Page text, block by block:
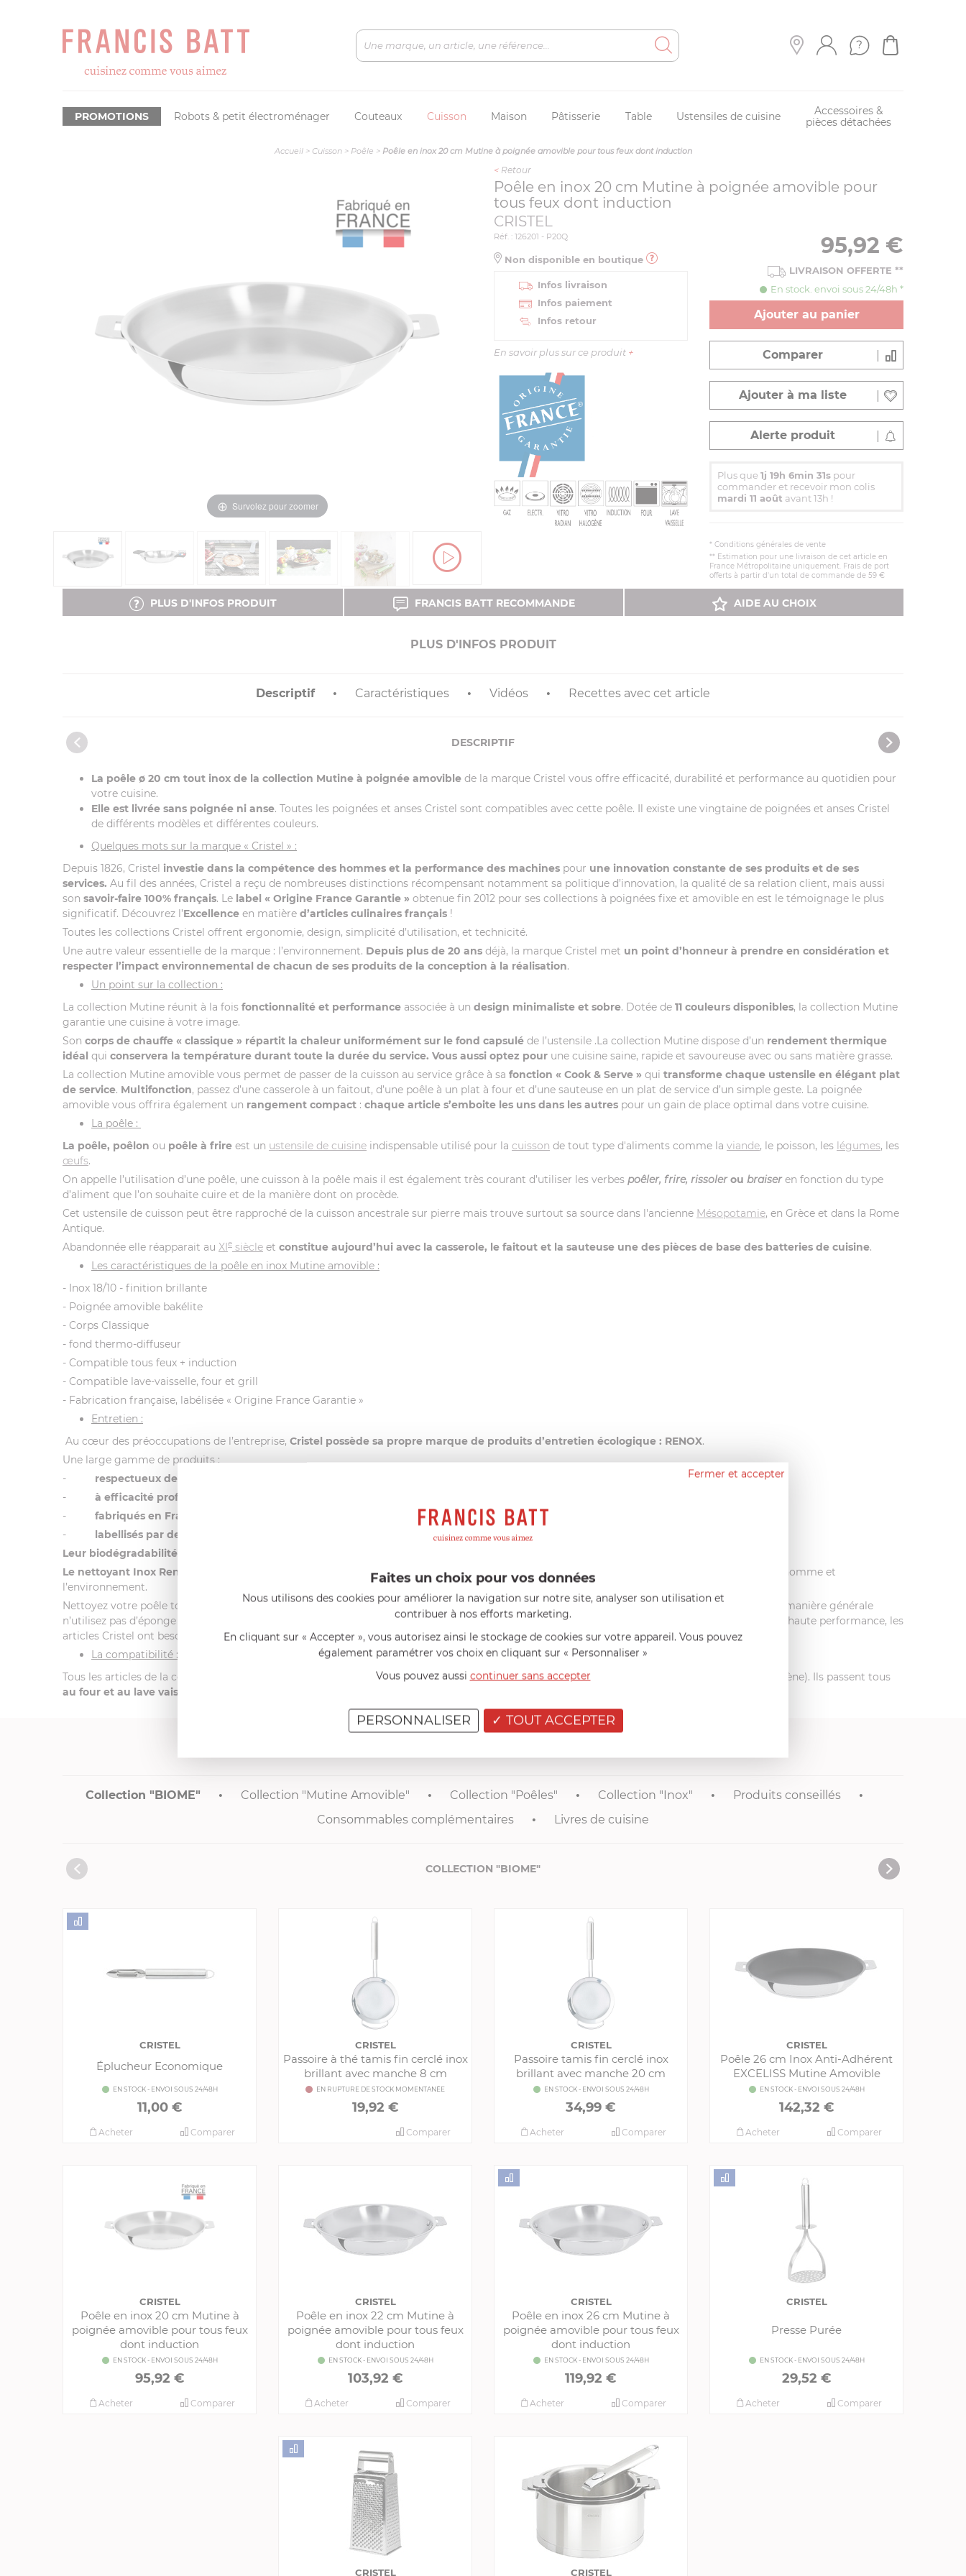
Robots & petit électroménager Couteaux Cuisson Maison Pâtisserie Table Ustensiles de cuisine
Accessoires &
pièces détachées
PROMOTIONS
Accueil> Cuisson> Poêle > Poêle en inox 20 cm Mutine à poignée amovible pour tous feux dont induction
Survolez pour zoomer
< Retour
Poêle en inox 20 cm Mutine à poignée amovible pour
tous feux dont induction
CRISTEL
95,92 €
LIVRAISON OFFERTE **
En stock. envoi sous 24/48h *
Ajouter au panier
Comparer
Ajouter à ma liste
Alerte produit
Plus que 1j 19h 6min 30s pour
commander et recevoir mon colis
mardi 11 août avant 13h !
* Conditions générales de vente
** Estimation pour une livraison de cet article en
France Métropolitaine uniquement. Frais de port
offerts à partir d'un total de commande de 59 €
Réf. : 126201 - P20Q
Non disponible en boutique
Infos livraison
Infos paiement
Infos retour
En savoir plus sur ce produit +
PLUS D'INFOS PRODUIT FRANCIS BATT RECOMMANDE AIDE AU CHOIX
PLUS D'INFOS PRODUIT
Descriptif Caractéristiques Vidéos Recettes avec cet article
DESCRIPTIF
La poêle ø 20 cm tout inox de la collection Mutine à poignée amovible de la marque Cristel vous offre efficacité, durabilité et performance au quotidien pour
votre cuisine.
Elle est livrée sans poignée ni anse. Toutes les poignées et anses Cristel sont compatibles avec cette poêle. Il existe une vingtaine de poignées et anses Cristel
de différents modèles et différentes couleurs.
Quelques mots sur la marque « Cristel » :
Depuis 1826, Cristel investie dans la compétence des hommes et la performance des machines pour une innovation constante de ses produits et de ses
services. Au fil des années, Cristel a reçu de nombreuses distinctions récompensant notamment sa politique d’innovation, la qualité de sa relation client, mais aussi
son savoir-faire 100% français. Le label « Origine France Garantie » obtenue fin 2012 pour ses collections à poignées fixe et amovible en est le témoignage le plus
significatif. Découvrez l’Excellence en matière d’articles culinaires français !
Toutes les collections Cristel offrent ergonomie, design, simplicité d’utilisation, et technicité.
Une autre valeur essentielle de la marque : l’environnement. Depuis plus de 20 ans déjà, la marque Cristel met un point d’honneur à prendre en considération et
respecter l’impact environnemental de chacun de ses produits de la conception à la réalisation.
Un point sur la collection :
La collection Mutine réunit à la fois fonctionnalité et performance associée à un design minimaliste et sobre. Dotée de 11 couleurs disponibles, la collection Mutine
garantie une cuisine à votre image.
Son corps de chauffe « classique » répartit la chaleur uniformément sur le fond capsulé de l’ustensile .La collection Mutine dispose d’un rendement thermique
idéal qui conservera la température durant toute la durée du service. Vous aussi optez pour une cuisine saine, rapide et savoureuse avec ou sans matière grasse.
La collection Mutine amovible vous permet de passer de la cuisson au service grâce à sa fonction « Cook & Serve » qui transforme chaque ustensile en élégant plat
de service. Multifonction, passez d’une casserole à un faitout, d’une poêle à un plat à four et d’une sauteuse en un plat de service d’un simple geste. La poignée
amovible vous offrira également un rangement compact : chaque article s’emboite les uns dans les autres pour un gain de place optimal dans votre cuisine.
La poêle :
La poêle, poêlon ou poêle à frire est un ustensile de cuisine indispensable utilisé pour la cuisson de tout type d'aliments comme la viande, le poisson, les légumes, les
œufs.
On appelle l’utilisation d’une poêle, une cuisson à la poêle mais il est également très courant d’utiliser les verbes poêler, frire, rissolerou braiseren fonction du type
d’aliment que l’on souhaite cuire et de la manière dont on procède.
Cet ustensile de cuisson peut être rapproché de la cuisson ancestrale sur pierre mais trouve surtout sa source dans l'ancienne Mésopotamie, en Grèce et dans la Rome
Antique.
Abandonnée elle réapparait au XIe siècle et constitue aujourd’hui avec la casserole, le faitout et la sauteuse une des pièces de base des batteries de cuisine.
Les caractéristiques de la poêle en inox Mutine amovible :
- Inox 18/10 - finition brillante
- Poignée amovible bakélite
- Corps Classique
- fond thermo-diffuseur
- Compatible tous feux + induction
- Compatible lave-vaisselle, four et grill
- Fabrication française, labélisée « Origine France Garantie »
Entretien :
Au cœur des préoccupations de l’entreprise, Cristel possède sa propre marque de produits d’entretien écologique : RENOX.
Une large gamme de produits :
- respectueux de l’environnement
- à efficacité professionnelle
- fabriqués en France
- labellisés par des organismes indépendants (Ecocert ou Ecolabel)
Leur biodégradabilité est optimale grâce aux tensioactifs d’origine végétale et à un emballage entièrement recyclable
Le nettoyant Inox Renox labellisé Ecocert et fabriqué en France conviendra parfaitement pour l’entretien de votre poêle dans le respect de l’homme et
l’environnement.
Nettoyez votre poêle tout inox avec le produitRenox Inoxspécifiquement conçu pour l’entretiende votre article inox sans anti-adhérent
. De manière générale
n’utilisez pas d’éponge trop abrasive lors du lavage de votre article culinaire. Evitez les surchauffes. En effet, grâce à leur fond thermo diffuseur haute performance, les
articles Cristel ont besoin de peu d’énergie pour un rendement optimal.Ne jamais utiliser d’eau de Javel dans vos produits Cristel.
La compatibilité :
Tous les articles de la collection "Mutine" de CRISTEL sont
compatibles tous feux + induction(gaz, plaque électronique, vitro radian, vitro halogène). Ils passent tous
au four et au lave vaisselle
Collection "BIOME" Collection "Mutine Amovible" Collection "Poêles" Collection "Inox"
Produits conseillés
Consommables complémentaires
Livres de cuisine
COLLECTION "BIOME"
CRISTEL
Éplucheur Economique
EN STOCK - ENVOI SOUS 24/48H
11,00 €
Comparer
Acheter
CRISTEL
Passoire à thé tamis fin cerclé inox
brillant avec manche 8 cm
EN RUPTURE DE STOCK MOMENTANÉE
19,92 €
Comparer
CRISTEL
Passoire tamis fin cerclé inox
brillant avec manche 20 cm
EN STOCK - ENVOI SOUS 24/48H
34,99 €
Comparer
Acheter
CRISTEL
Poêle 26 cm Inox Anti-Adhérent
EXCELISS Mutine Amovible
EN STOCK - ENVOI SOUS 24/48H
142,32 €
Comparer
Acheter
CRISTEL
Poêle en inox 20 cm Mutine à
poignée amovible pour tous feux
dont induction
EN STOCK - ENVOI SOUS 24/48H
95,92 €
Comparer
Acheter
CRISTEL
Poêle en inox 22 cm Mutine à
poignée amovible pour tous feux
dont induction
EN STOCK - ENVOI SOUS 24/48H
103,92 €
Comparer
Acheter
CRISTEL
Poêle en inox 26 cm Mutine à
poignée amovible pour tous feux
dont induction
EN STOCK - ENVOI SOUS 24/48H
119,92 €
Comparer
Acheter
CRISTEL
Presse Purée
EN STOCK - ENVOI SOUS 24/48H
29,52 €
Comparer
Acheter
CRISTEL CRISTEL
Fermer et accepter
Faites un choix pour vos données
Nous utilisons des cookies pour améliorer la navigation sur notre site, analyser son utilisation et
contribuer à nos efforts marketing.
En cliquant sur « Accepter », vous autorisez ainsi le stockage de cookies sur votre appareil. Vous pouvez
également paramétrer vos choix en cliquant sur « Personnaliser »
Vous pouvez aussi continuer sans accepter
TOUT ACCEPTER
PERSONNALISER